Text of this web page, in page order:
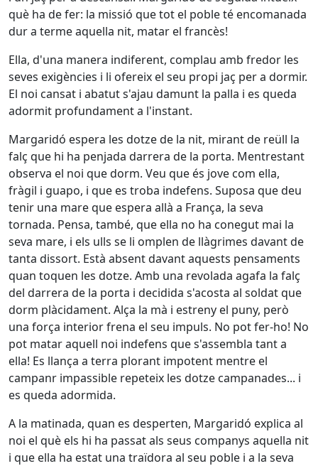
què ha de fer: la missió que tot el poble té encomanada
dur a terme aquella nit, matar el francès!
Ella, d'una manera indiferent, complau amb fredor les
seves exigències i li ofereix el seu propi jaç per a dormir.
El noi cansat i abatut s'ajau damunt la palla i es queda
adormit profundament a l'instant.
Margaridó espera les dotze de la nit, mirant de reüll la
falç que hi ha penjada darrera de la porta. Mentrestant
observa el noi que dorm. Veu que és jove com ella,
fràgil i guapo, i que es troba indefens. Suposa que deu
tenir una mare que espera allà a França, la seva
tornada. Pensa, també, que ella no ha conegut mai la
seva mare, i els ulls se li omplen de llàgrimes davant de
tanta dissort. Està absent davant aquests pensaments
quan toquen les dotze. Amb una revolada agafa la falç
del darrera de la porta i decidida s'acosta al soldat que
dorm plàcidament. Alça la mà i estreny el puny, però
una força interior frena el seu impuls. No pot fer-ho! No
pot matar aquell noi indefens que s'assembla tant a
ella! Es llança a terra plorant impotent mentre el
campanr impassible repeteix les dotze campanades... i
es queda adormida.
A la matinada, quan es desperten, Margaridó explica al
noi el què els hi ha passat als seus companys aquella nit
i que ella ha estat una traïdora al seu poble i a la seva